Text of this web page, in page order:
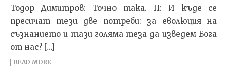
Тодор Димитров: Точно така. П: И къде се
пресичат тези две потреби: за еволюция на
съзнанието и тази голяма теза да изведем Бога
от нас? […]
READ MORE